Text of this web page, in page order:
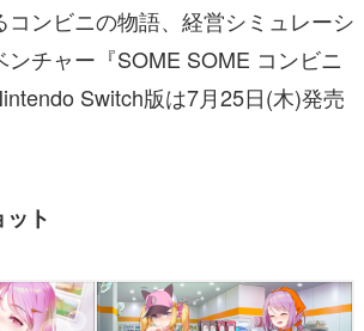
コンビニの物語、経営シミュレーシ
ンチャー『SOME SOME コンビニ
Switch版は7月25日(木)発売
ト